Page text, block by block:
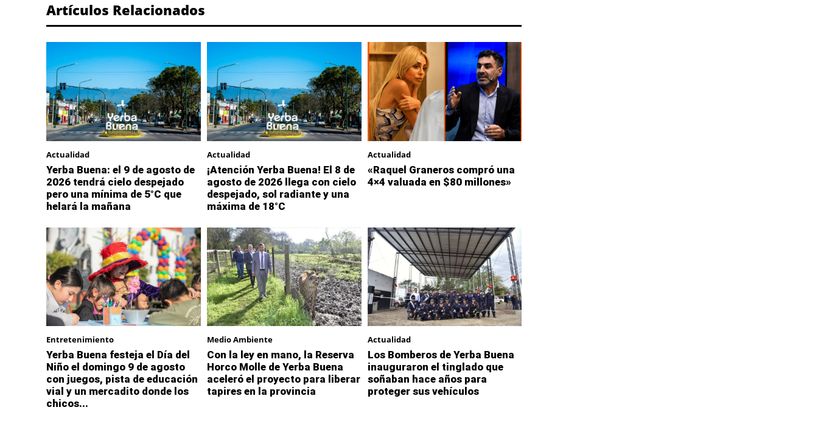
Artículos Relacionados
Actualidad
Yerba Buena: el 9 de agosto de
2026 tendrá cielo despejado
pero una mínima de 5°C que
helará la mañana
Actualidad
¡Atención Yerba Buena! El 8 de
agosto de 2026 llega con cielo
despejado, sol radiante y una
máxima de 18°C
Actualidad
«Raquel Graneros compró una
4×4 valuada en $80 millones»
Entretenimiento
Yerba Buena festeja el Día del
Niño el domingo 9 de agosto
con juegos, pista de educación
vial y un mercadito donde los
chicos...
Medio Ambiente
Con la ley en mano, la Reserva
Horco Molle de Yerba Buena
aceleró el proyecto para liberar
tapires en la provincia
Actualidad
Los Bomberos de Yerba Buena
inauguraron el tinglado que
soñaban hace años para
proteger sus vehículos